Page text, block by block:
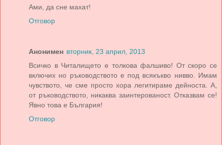
Ами, да сне махат!
Отговор
Анонимен вторник, 23 април, 2013
Всичко в Читалището е толкова фалшиво! От скоро се
включих но ръководството е под всякъкво нивво. Имам
чувството, че сме просто хора легитираме дейноста. А,
от ръководството, никаква заинтерованост. Отказвам се!
Явно това е България!
Отговор